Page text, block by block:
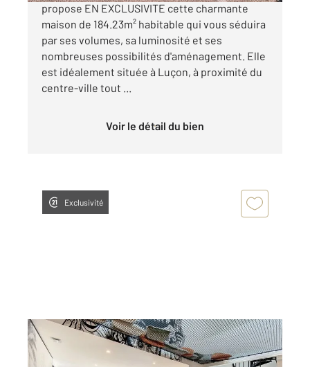
propose EN EXCLUSIVITE cette charmante
maison de 184.23m² habitable qui vous séduira
par ses volumes, sa luminosité et ses
nombreuses possibilités d'aménagement. Elle
est idéalement située à Luçon, à proximité du
centre-ville tout ...
Voir le détail du bien
Exclusivité
LUCON 85
154,09 m
, 6 pièces
Ref : 2030